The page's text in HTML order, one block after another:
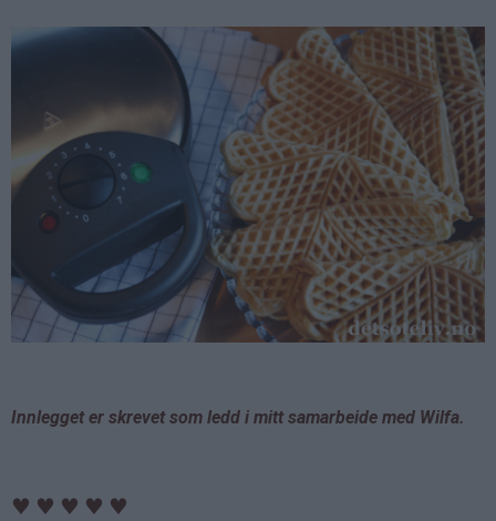
Innlegget er skrevet som ledd i mitt samarbeide med Wilfa.
♥ ♥ ♥ ♥ ♥